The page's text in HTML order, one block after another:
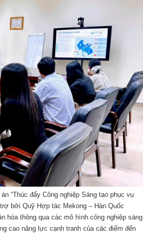
“Thúc đẩy Công nghiệp Sáng tạo phục vụ
bởi Quỹ Hợp tác Mekong – Hàn Quốc
hóa thông qua các mô hình công nghiệp sáng
cao năng lực cạnh tranh của các điểm đến